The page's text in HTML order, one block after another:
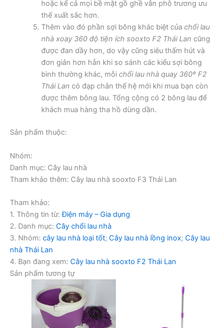
hoặc kể cả mọi bề mặt gồ ghề vẫn phô trương ưu
thế xuất sắc hơn.
Thêm vào đó phần sợi bông khác biệt của chổi lau
nhà xoay 360 độ tiện ích sooxto F2 Thái Lan cũng
được đan dầy hơn, do vậy cũng siêu thấm hút và
đơn giản hơn hẳn khi so sánh các kiểu sợi bông
bình thường khác, mỗi chổi lau nhà quay 360º F2
Thái Lan có đạp chân thế hệ mới khi mua bạn còn
được thêm bông lau. Tổng cộng có 2 bông lau để
khách mua hàng tha hồ dùng dần.
Sản phẩm thuộc:
Nhóm:
Danh mục: Cây lau nhà
Tham khảo thêm: Cây lau nhà sooxto F3 Thái Lan
Tham khảo:
1. Thông tin từ:Điện máy – Gia dụng
2. Danh mục: Cây chổi lau nhà
3. Nhóm: cây lau nhà loại tốt; Cây lau nhà lồng inox; Cây lau
nhà Thái Lan
4. Bạn đang xem: Cây lau nhà sooxto F2 Thái Lan
Sản phẩm tương tự